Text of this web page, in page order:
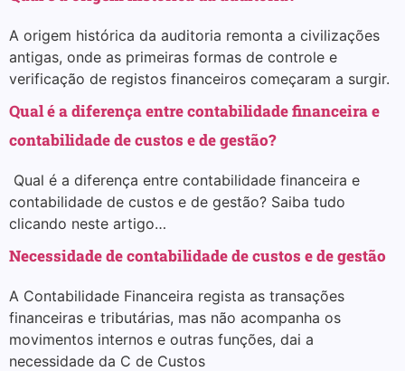
A origem histórica da auditoria remonta a civilizações
antigas, onde as primeiras formas de controle e
verificação de registos financeiros começaram a surgir.
Qual é a diferença entre contabilidade financeira e
contabilidade de custos e de gestão?
Qual é a diferença entre contabilidade financeira e
contabilidade de custos e de gestão? Saiba tudo
clicando neste artigo…
Necessidade de contabilidade de custos e de gestão
A Contabilidade Financeira regista as transações
financeiras e tributárias, mas não acompanha os
movimentos internos e outras funções, dai a
necessidade da C de Custos